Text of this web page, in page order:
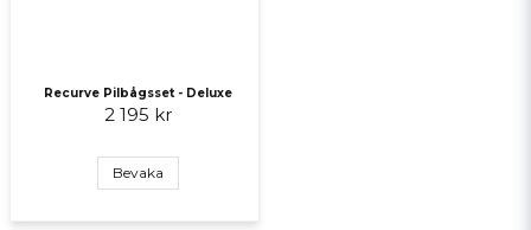
Recurve Pilbågsset - Deluxe
2 195 kr
Bevaka